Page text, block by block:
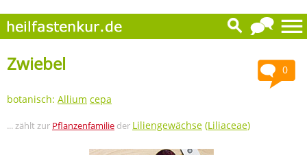
0
Zwiebel
botanisch: Allium cepa
... zählt zur Pflanzenfamilie der Liliengewächse (Liliaceae)